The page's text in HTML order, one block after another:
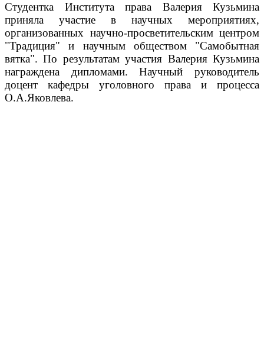
Студентка Института права Валерия Кузьмина
приняла участие в научных мероприятиях,
организованных научно-просветительским центром
"Традиция" и научным обществом "Самобытная
вятка". По результатам участия Валерия Кузьмина
награждена дипломами. Научный руководитель
доцент кафедры уголовного права и процесса
О.А.Яковлева.